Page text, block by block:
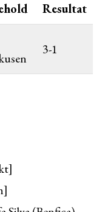
Resultat
3-1